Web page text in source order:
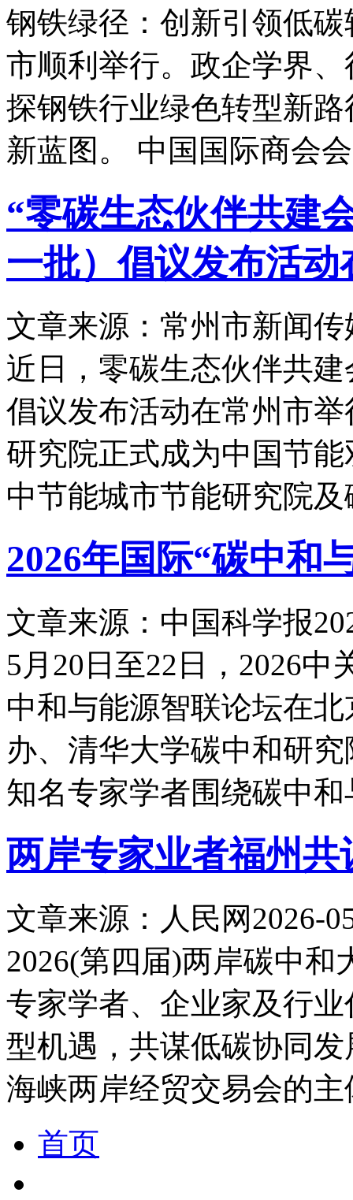
钢铁绿径：创新引领低
市顺利举行。政企学界
探钢铁行业绿色转型新
新蓝图。 中国国际商会
“零碳生态伙伴共建
一批）倡议发布活动
文章来源：常州市新闻传
近日，零碳生态伙伴共
倡议发布活动在常州市
研究院正式成为中国节
中节能城市节能研究院及
2026年国际“碳中和
文章来源：中国科学报
5月20日至22日，2026中
中和与能源智联论坛在
办、清华大学碳中和研
知名专家学者围绕碳中
两岸专家业者福州共
文章来源：人民网2026-
2026(第四届)两岸碳中
专家学者、企业家及行
型机遇，共谋低碳协同
海峡两岸经贸交易会的主
首页